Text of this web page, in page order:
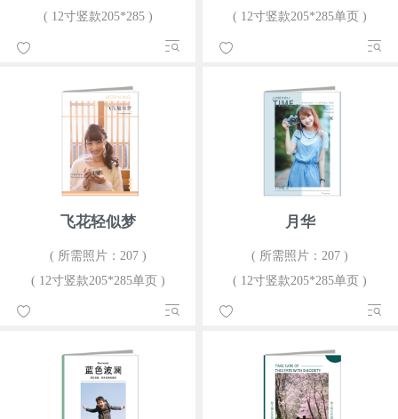
( 12寸竖款205*285 )
( 12寸竖款205*285单页 )
飞花轻似梦
( 所需照片：207 )
( 12寸竖款205*285单页 )
月华
( 所需照片：207 )
( 12寸竖款205*285单页 )